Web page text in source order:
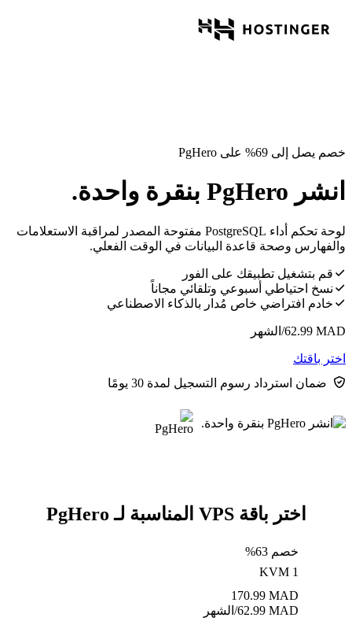
خصم يصل إلى 69% على PgHero
انشر PgHero بنقرة واحدة.
لوحة تحكم أداء PostgreSQL مفتوحة المصدر لمراقبة الاستعلامات
والفهارس وصحة قاعدة البيانات في الوقت الفعلي.
قم بتشغيل تطبيقك على الفور
نسخ احتياطي أسبوعي وتلقائي مجاناً
خادم افتراضي خاص مُدار بالذكاء الاصطناعي
MAD
62.99/الشهر
اختر باقتك
ضمان استرداد رسوم التسجيل لمدة 30 يومًا
اختر باقة VPS المناسبة لـ PgHero
خصم 63%
KVM 1
MAD
170.99
MAD
62.99/الشهر